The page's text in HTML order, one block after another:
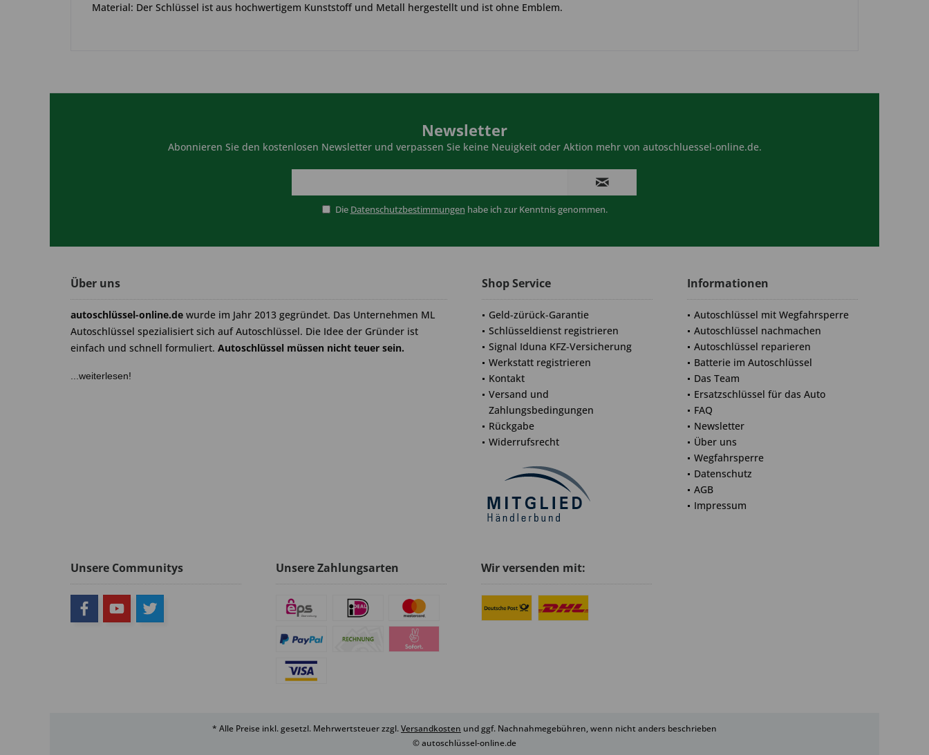
Material: Der Schlüssel ist aus hochwertigem Kunststoff und Metall hergestellt und ist ohne Emblem.
Newsletter
Abonnieren Sie den kostenlosen Newsletter und verpassen Sie keine Neuigkeit oder Aktion mehr von autoschluessel-online.de.
Die Datenschutzbestimmungen habe ich zur Kenntnis genommen.
Über uns
autoschlüssel-online.de wurde im Jahr 2013 gegründet. Das Unternehmen ML
Autoschlüssel spezialisiert sich auf Autoschlüssel. Die Idee der Gründer ist
einfach und schnell formuliert. Autoschlüssel müssen nicht teuer sein.
...weiterlesen!
Shop Service
Geld-zürück-Garantie
Schlüsseldienst registrieren
Signal Iduna KFZ-Versicherung
Werkstatt registrieren
Kontakt
Versand und
Zahlungsbedingungen
Rückgabe
Widerrufsrecht
Informationen
Autoschlüssel mit Wegfahrsperre
Autoschlüssel nachmachen
Autoschlüssel reparieren
Batterie im Autoschlüssel
Das Team
Ersatzschlüssel für das Auto
FAQ
Newsletter
Über uns
Wegfahrsperre
Datenschutz
AGB
Impressum
Unsere Communitys Unsere Zahlungsarten Wir versenden mit:
* Alle Preise inkl. gesetzl. Mehrwertsteuer zzgl.Versandkosten und ggf. Nachnahmegebühren, wenn nicht anders beschrieben
© autoschlüssel-online.de